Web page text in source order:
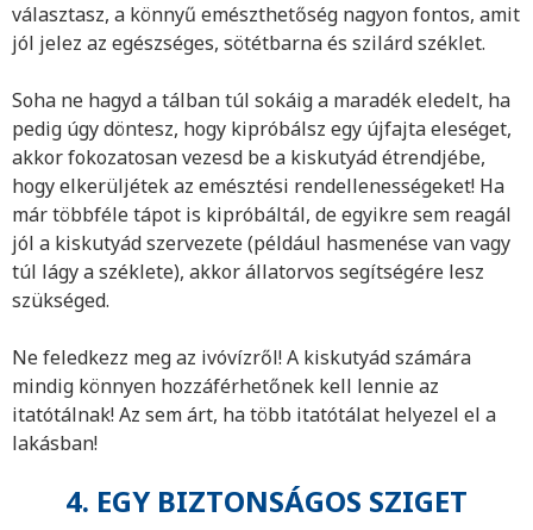
választasz, a könnyű emészthetőség nagyon fontos, amit
jól jelez az egészséges, sötétbarna és szilárd széklet.
Soha ne hagyd a tálban túl sokáig a maradék eledelt, ha
pedig úgy döntesz, hogy kipróbálsz egy újfajta eleséget,
akkor fokozatosan vezesd be a kiskutyád étrendjébe,
hogy elkerüljétek az emésztési rendellenességeket! Ha
már többféle tápot is kipróbáltál, de egyikre sem reagál
jól a kiskutyád szervezete (például hasmenése van vagy
túl lágy a széklete), akkor állatorvos segítségére lesz
szükséged.
Ne feledkezz meg az ivóvízről! A kiskutyád számára
mindig könnyen hozzáférhetőnek kell lennie az
itatótálnak! Az sem árt, ha több itatótálat helyezel el a
lakásban!
4. EGY BIZTONSÁGOS SZIGET